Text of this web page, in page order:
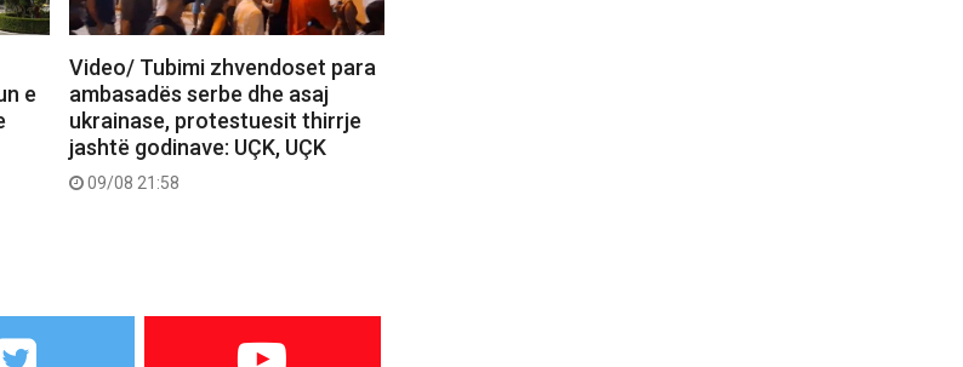
e
Video/ Tubimi zhvendoset para
ambasadës serbe dhe asaj
ukrainase, protestuesit thirrje
jashtë godinave: UÇK, UÇK
09/08 21:58